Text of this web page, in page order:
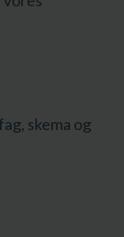
skema og